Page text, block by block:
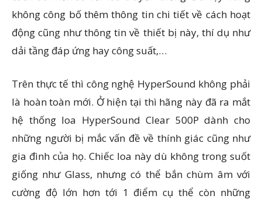
không công bố thêm thông tin chi tiết về cách hoạt
động cũng như thông tin về thiết bị này, thí dụ như
dải tầng đáp ứng hay công suất,…
Trên thực tế thì công nghệ HyperSound không phải
là hoàn toàn mới. Ở hiện tại thì hãng này đã ra mắt
hệ thống loa HyperSound Clear 500P dành cho
những người bị mắc vấn đề về thính giác cũng như
gia đình của họ. Chiếc loa này dù không trong suốt
giống như Glass, nhưng có thể bắn chùm âm với
cường độ lớn hơn tới 1 điểm cụ thể còn những